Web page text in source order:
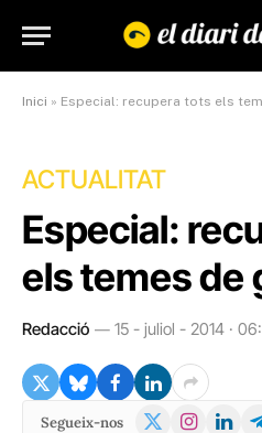
Inici » Especial: recupera tots els
ACTUALITAT
Especial:
els temes de
Redacció 15 - juliol - 2014 ·
Segueix-nos
X
Instagram